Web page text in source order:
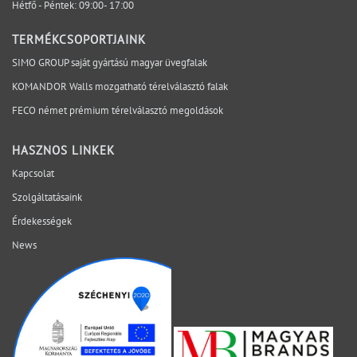
működjenek. Segítségükkel: esztétikusan
elhelyezhetők a kapcsolók, aljzatok és vezérlők,
rendezett módon vezethetők el a kábelek, könnyebbé
válik a későbbi karbantartás, egyszerűbbé válik az
esetleges bővítés vagy átalakítás, miközben a tér
különösen fontos olyan irodákban, ahol a
funkcionalitásnak és a megjelenésnek egyszerre
Hétfő - Péntek: 09:00- 17:00
TERMÉKCSOPORTJAINK
SIMO GROUP saját gyártású magyar üvegfalak
KOMANDOR Walls mozgatható térelválasztó falak
FECO német prémium térelválasztó megoldások
HASZNOS LINKEK
Kapcsolat
Szolgáltatásaink
Érdekességek
News